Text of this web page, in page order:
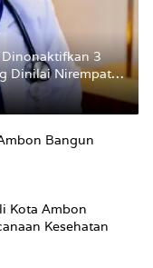
Dinonaktifkan 3
Dinilai Nirempati
Bangun
Kota Ambon
Kesehatan